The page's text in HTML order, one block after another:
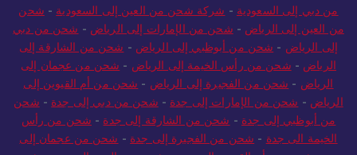
من دبي إلى السعودية - شركة شحن من العين إلى السعودية - شحن
من العين إلى الرياض - شحن من الإمارات إلى الرياض - شحن من دبي
إلى الرياض - شحن من أبوظبي إلى الرياض - شحن من الشارقة إلى
الرياض - شحن من رأس الخيمة إلى الرياض - شحن من عجمان إلى
الرياض - شحن من الفجيرة إلى الرياض - شحن من أم القيوين إلى
الرياض - شحن من الإمارات إلى جدة - شحن من دبي إلى جدة - شحن
من أبوظبي إلى جدة - شحن من الشارقة إلى جدة - شحن من رأس
الخيمة الى جدة - شحن من الفجيرة إلى جدة - شحن من عجمان إلى